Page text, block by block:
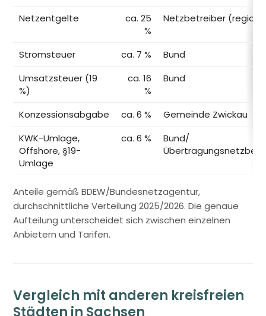
Netzentgelte
ca. 25
%
Netzbetreiber
Stromsteuer ca. 7 %
Bund
Umsatzsteuer (19
%)
ca. 16
%
Bund
Konzessionsabgabe ca. 6 %
Gemeinde Zwickau
KWK-Umlage,
Offshore, §19-
Umlage
ca. 6 %
Bund/
Anteile gemäß BDEW/Bundesnetzagentur,
durchschnittliche Verteilung 2025/2026. Die genaue
Aufteilung unterscheidet sich zwischen einzelnen
Anbietern und Tarifen.
Vergleich mit anderen kreisfreien
Städten in Sachsen